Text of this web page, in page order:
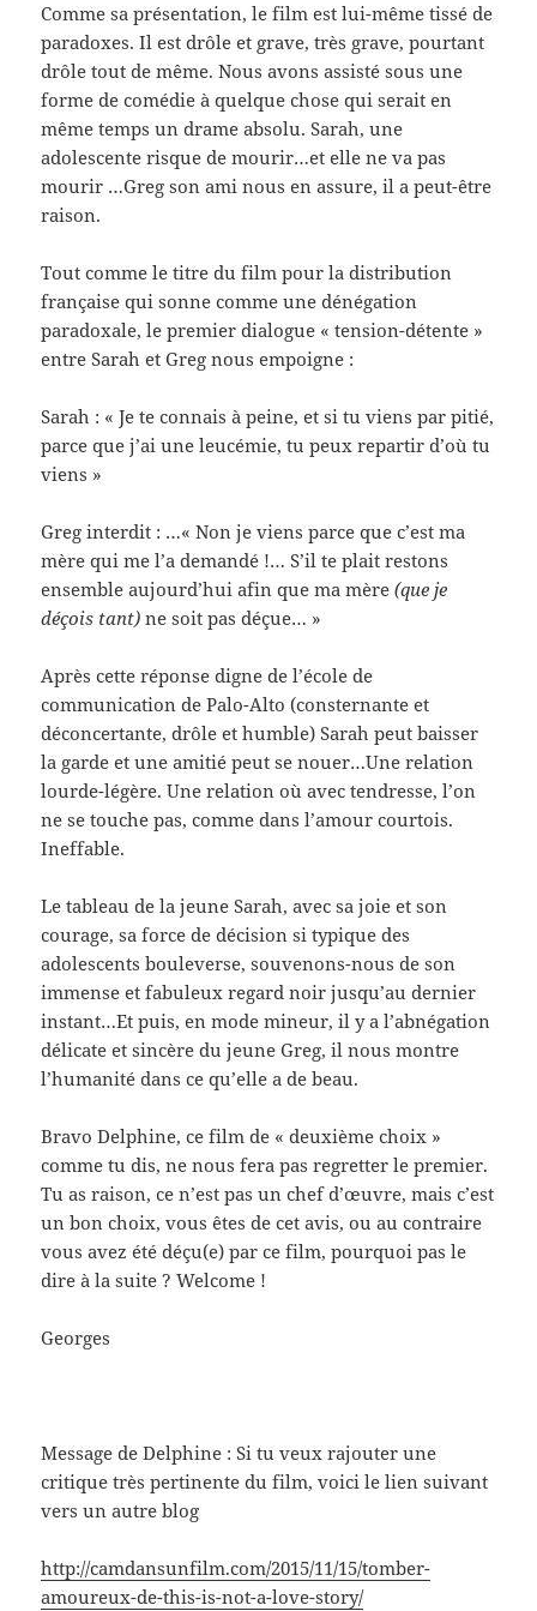
Comme sa présentation, le film est lui-même tissé de
paradoxes. Il est drôle et grave, très grave, pourtant
drôle tout de même. Nous avons assisté sous une
forme de comédie à quelque chose qui serait en
même temps un drame absolu. Sarah, une
adolescente risque de mourir…et elle ne va pas
mourir …Greg son ami nous en assure, il a peut-être
raison.
Tout comme le titre du film pour la distribution
française qui sonne comme une dénégation
paradoxale, le premier dialogue « tension-détente »
entre Sarah et Greg nous empoigne :
Sarah : « Je te connais à peine, et si tu viens par pitié,
parce que j’ai une leucémie, tu peux repartir d’où tu
viens »
Greg interdit : …« Non je viens parce que c’est ma
mère qui me l’a demandé !… S’il te plait restons
ensemble aujourd’hui afin que ma mère(que je
déçois tant) ne soit pas déçue… »
Après cette réponse digne de l’école de
communication de Palo-Alto (consternante et
déconcertante, drôle et humble) Sarah peut baisser
la garde et une amitié peut se nouer…Une relation
lourde-légère. Une relation où avec tendresse, l’on
ne se touche pas, comme dans l’amour courtois.
Ineffable.
Le tableau de la jeune Sarah, avec sa joie et son
courage, sa force de décision si typique des
adolescents bouleverse, souvenons-nous de son
immense et fabuleux regard noir jusqu’au dernier
instant…Et puis, en mode mineur, il y a l’abnégation
délicate et sincère du jeune Greg, il nous montre
l’humanité dans ce qu’elle a de beau.
Bravo Delphine, ce film de « deuxième choix »
comme tu dis, ne nous fera pas regretter le premier.
Tu as raison, ce n’est pas un chef d’œuvre, mais c’est
un bon choix, vous êtes de cet avis, ou au contraire
vous avez été déçu(e) par ce film, pourquoi pas le
dire à la suite ? Welcome !
Georges
Message de Delphine : Si tu veux rajouter une
critique très pertinente du film, voici le lien suivant
vers un autre blog
http://camdansunfilm.com/2015/11/15/tomber-
amoureux-de-this-is-not-a-love-story/